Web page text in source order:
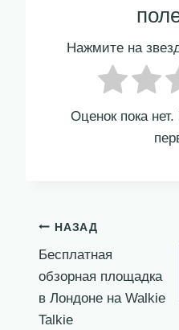
Нажмите на
Оценок пока
Навигация
по
записям
НАЗАД
Бесплатная
обзорная площадка
в Лондоне на Walkie
Talkie